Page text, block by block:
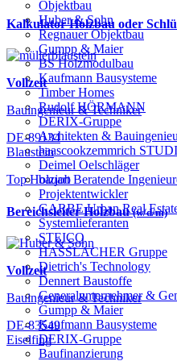
Objektbau
Huber & Sohn
Regnauer Objektbau
Gumpp & Maier
BS Holzmodulbau
Kaufmann Bausysteme
Timber Homes
Rudolf HÖRMANN
DERIX-Gruppe
Architekten &
haascookzemmrich
Deimel Oelschläger
bauart Beratende
Projektentwickler
GARBE Urban Real
Systemlieferanten
STEICO
HASSLACHER Gruppe
Dietrich's Technology
Dennert Baustoffe
Generalunternehmer &
Gumpp & Maier
Kaufmann Bausysteme
DERIX-Gruppe
Baufinanzierung
Kalkulator Holzbau oder
Vollzeit
Bauingenieur & Techniker
DE-89134
Blaustein
Top Holzjob
Bereichsleiter Holzbau(w/d/m)
Vollzeit
Bauingenieur & Techniker
DE-83549
Eiselfing